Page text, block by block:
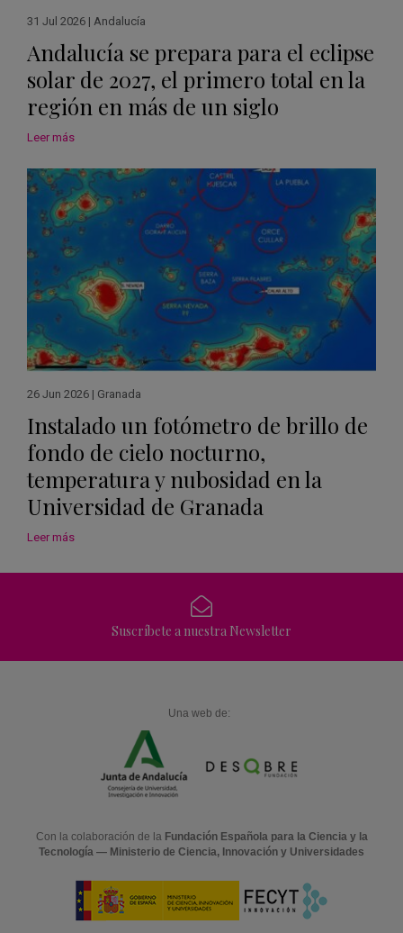
31 Jul 2026 | Andalucía
Andalucía se prepara para el eclipse
solar de 2027, el primero total en la
región en más de un siglo
Leer más
26 Jun 2026 | Granada
Instalado un fotómetro de brillo de
fondo de cielo nocturno,
temperatura y nubosidad en la
Universidad de Granada
Leer más
Suscríbete a nuestra Newsletter
Una web de:
Con la colaboración de la Fundación Española para la Ciencia y la
Tecnología — Ministerio de Ciencia, Innovación y Universidades